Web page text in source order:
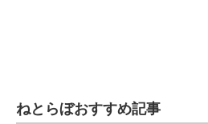
マーケ×ITの今がよく分かる
ねとらぼおすすめ記事